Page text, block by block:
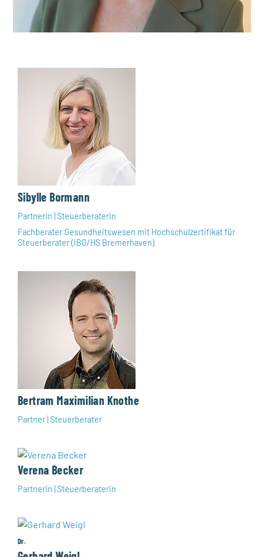
Sibylle Bormann
Partnerin | Steuerberaterin
Fachberater Gesundheitswesen mit Hochschulzertifikat für
Steuerberater (IBG/HS Bremerhaven)
Bertram Maximilian Knothe
Partner | Steuerberater
Verena Becker
Partnerin | Steuerberaterin
Dr.